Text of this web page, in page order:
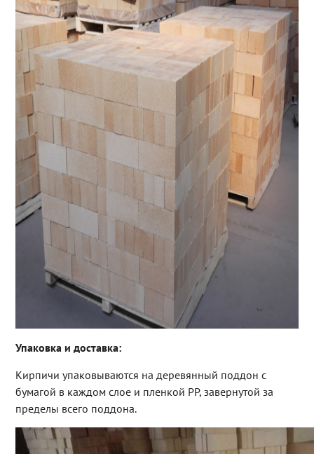
Упаковка и доставка:
Кирпичи упаковываются на деревянный поддон с
бумагой в каждом слое и пленкой PP, завернутой за
пределы всего поддона.